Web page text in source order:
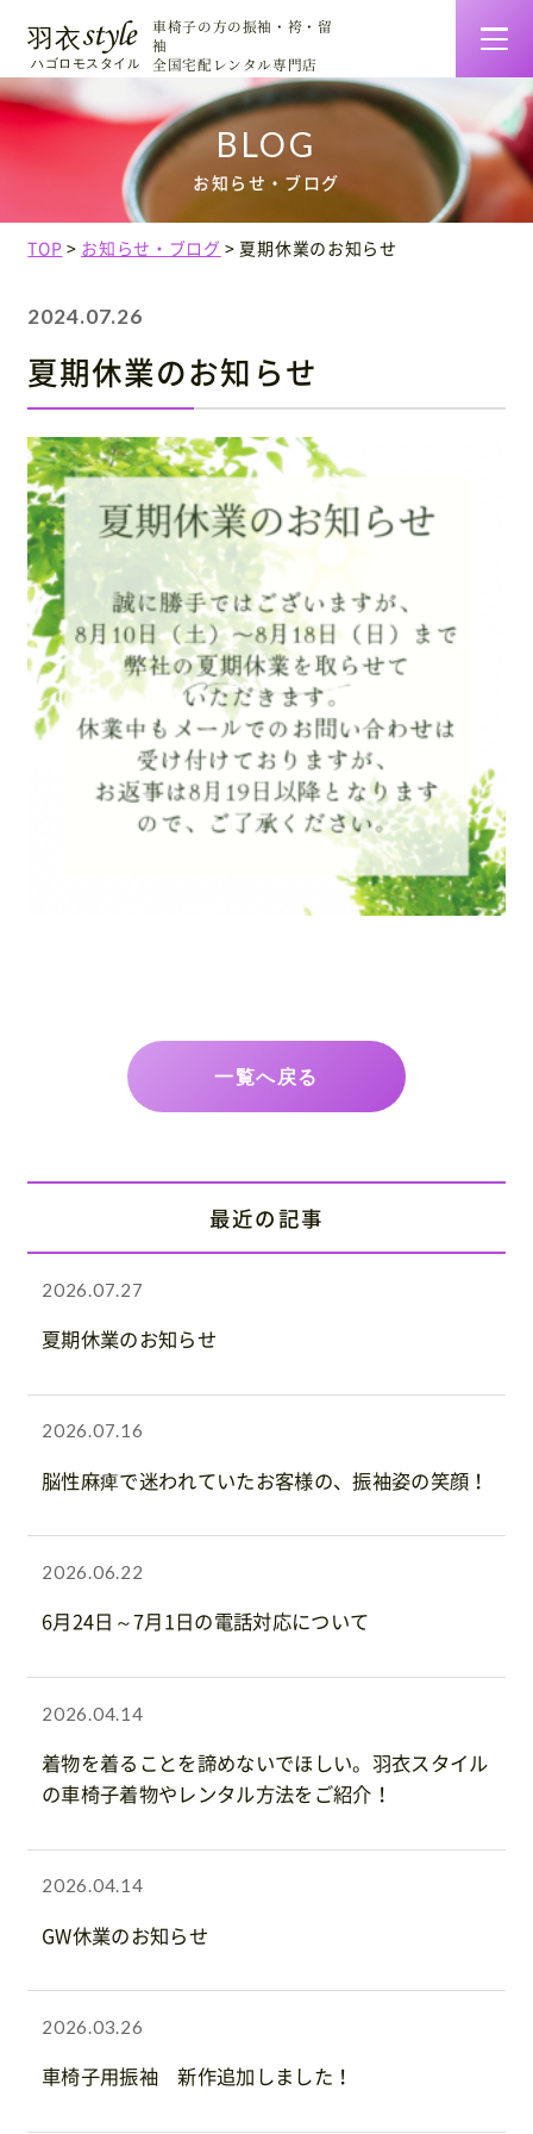
車椅子の方の振袖・袴・留
袖
全国宅配レンタル専門店
羽衣スタイルの特徴
着物一覧・料金
お客様の声
着せ方マニュアル
会社情報
お知らせ・ブログ
0120-87-4580
(営業時間：9:00〜17:00 / 休日：土日祝)
※ご利用日が近い方は休日でもご連絡ください
お問い合わせ・資料請求
お知らせ・ブログ
TOP お知らせ・ブログ 夏期休業のお知らせ
2024.07.26
夏期休業のお知らせ
一覧へ戻る
最近の記事
2026.07.27
夏期休業のお知らせ
2026.07.16
脳性麻痺で迷われていたお客様の、振袖姿の笑顔！
2026.06.22
6月24日～7月1日の電話対応について
2026.04.14
着物を着ることを諦めないでほしい。羽衣スタイル
の車椅子着物やレンタル方法をご紹介！
2026.04.14
GW休業のお知らせ
2026.03.26
車椅子用振袖 新作追加しました！